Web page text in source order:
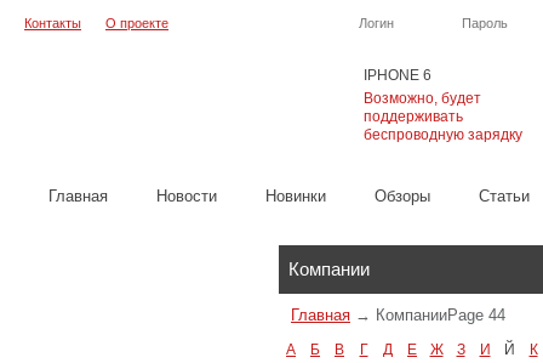
IPHONE 6
Возможно, будет
поддерживать
беспроводную зарядку
Логин Пароль
Контакты О проекте
Главная Новости Новинки Обзоры Cтатьи
Компании
Главная → КомпанииPage 44
А Б В Г Д Е Ж З И Й
К